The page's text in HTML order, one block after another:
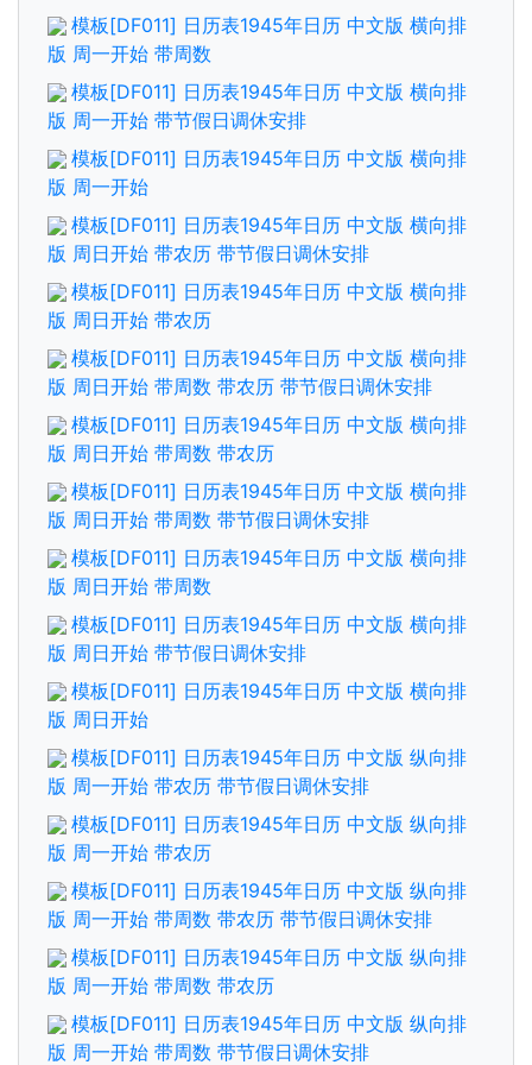
模板[DF011] 日历表1945年日历 中文版 横向排
版 周一开始 带周数
模板[DF011] 日历表1945年日历 中文版 横向排
版 周一开始 带节假日调休安排
模板[DF011] 日历表1945年日历 中文版 横向排
版 周一开始
模板[DF011] 日历表1945年日历 中文版 横向排
版 周日开始 带农历 带节假日调休安排
模板[DF011] 日历表1945年日历 中文版 横向排
版 周日开始 带农历
模板[DF011] 日历表1945年日历 中文版 横向排
版 周日开始 带周数 带农历 带节假日调休安排
模板[DF011] 日历表1945年日历 中文版 横向排
版 周日开始 带周数 带农历
模板[DF011] 日历表1945年日历 中文版 横向排
版 周日开始 带周数 带节假日调休安排
模板[DF011] 日历表1945年日历 中文版 横向排
版 周日开始 带周数
模板[DF011] 日历表1945年日历 中文版 横向排
版 周日开始 带节假日调休安排
模板[DF011] 日历表1945年日历 中文版 横向排
版 周日开始
模板[DF011] 日历表1945年日历 中文版 纵向排
版 周一开始 带农历 带节假日调休安排
模板[DF011] 日历表1945年日历 中文版 纵向排
版 周一开始 带农历
模板[DF011] 日历表1945年日历 中文版 纵向排
版 周一开始 带周数 带农历 带节假日调休安排
模板[DF011] 日历表1945年日历 中文版 纵向排
版 周一开始 带周数 带农历
模板[DF011] 日历表1945年日历 中文版 纵向排
版 周一开始 带周数 带节假日调休安排